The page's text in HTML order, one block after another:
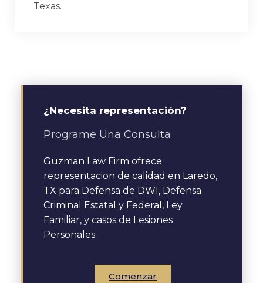
Texas.
¿Necesita representación?
Programe Una Consulta
Guzman Law Firm ofrece
representacion de calidad en Laredo,
TX para Defensa de DWI, Defensa
Criminal Estatal y Federal, Ley
Familiar, y casos de Lesiones
Personales.
Comenzar